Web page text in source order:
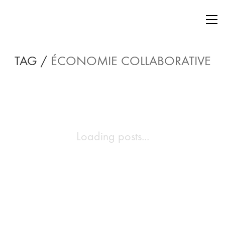
TAG / ÉCONOMIE COLLABORATIVE
Loading posts...